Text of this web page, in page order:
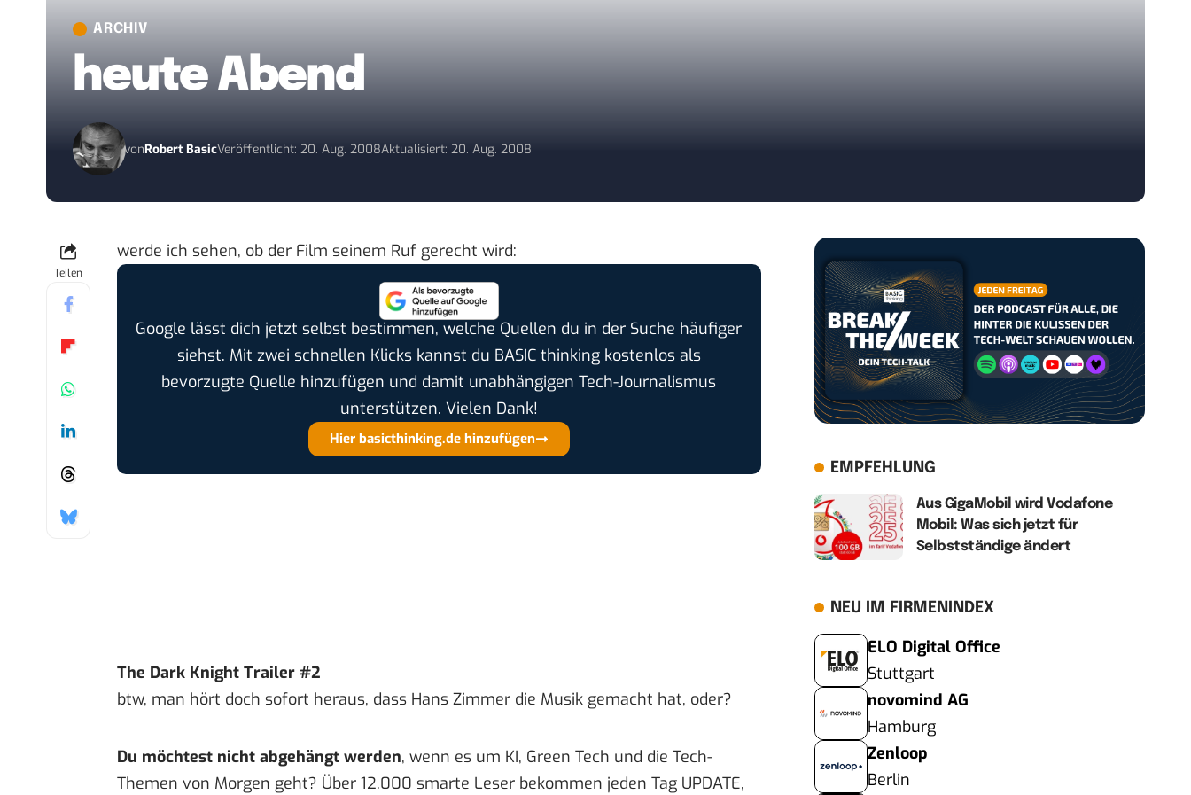
ARCHIV
heute Abend
vonRobert BasicVeröffentlicht: 20. Aug. 2008Aktualisiert: 20. Aug. 2008
Teilen
werde ich sehen, ob der Film seinem Ruf gerecht wird:
Google lässt dich jetzt selbst bestimmen, welche Quellen du in der Suche häufiger
siehst. Mit zwei schnellen Klicks kannst du BASIC thinking kostenlos als
bevorzugte Quelle hinzufügen und damit unabhängigen Tech-Journalismus
unterstützen. Vielen Dank!
Hier basicthinking.de hinzufügen
The Dark Knight Trailer #2
btw, man hört doch sofort heraus, dass Hans Zimmer die Musik gemacht hat, oder?
Du möchtest nicht abgehängt werden, wenn es um KI, Green Tech und die Tech-
Themen von Morgen geht? Über 12.000 smarte Leser bekommen jeden Tag UPDATE,
EMPFEHLUNG
Aus GigaMobil wird Vodafone
Mobil: Was sich jetzt für
Selbstständige ändert
NEU IM FIRMENINDEX
ELO Digital Office
Stuttgart
novomind AG
Hamburg
Zenloop
Berlin